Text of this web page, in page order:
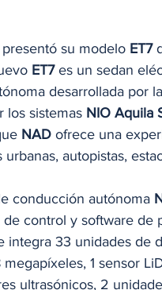
presentó su modelo ET7
ET7 es un sedan
desarrollada por
los sistemas NIO Aquila
NAD ofrece una
autopistas,
conducción autónoma
control y software de
integra 33 unidades de
1 sensor
ultrasónicos, 2